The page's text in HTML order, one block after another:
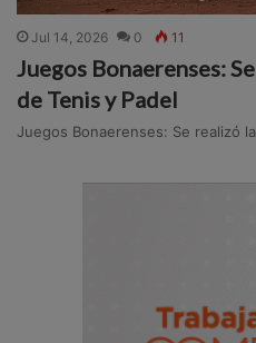
Jul 14, 2026 0 11
Juegos Bonaerenses:
de Tenis y Padel
Juegos Bonaerenses: Se realizó